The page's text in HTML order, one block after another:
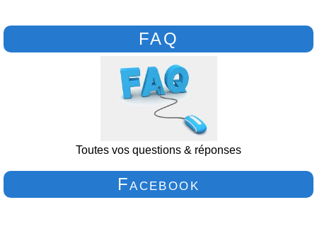
FAQ
Toutes vos questions & réponses
Facebook